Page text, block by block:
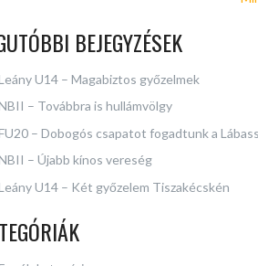
BEJEGYZÉSEK
U14 – Magabiztos győzelmek
– Továbbra is hullámvölgy
– Dobogós csapatot fogadtunk a
– Újabb kínos vereség
U14 – Két győzelem Tiszakécskén